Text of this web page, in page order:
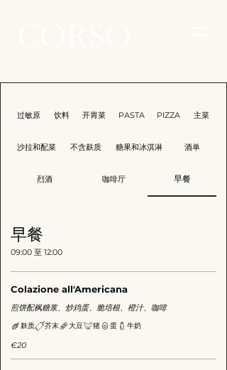
过敏原 饮料 开胃菜 PASTA PIZZA 主菜
沙拉和配菜 不含麸质 糖果和冰淇淋 酒单
烈酒 咖啡厅 早餐
早餐
09:00 至 12:00
Colazione all'Americana
煎饼配枫糖浆、炒鸡蛋、脆培根、橙汁、咖啡
€20
麸质 芥末 大豆 猪 蛋 牛奶